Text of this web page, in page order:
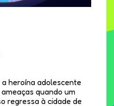
heroína adolescente
quando um
regressa à cidade de